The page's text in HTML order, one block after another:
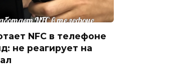
NFC в телефоне
не реагирует на